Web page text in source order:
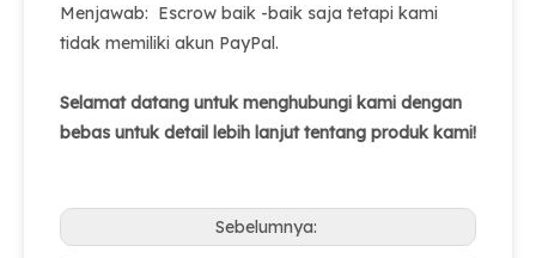
Menjawab: Escrow baik -baik saja tetapi kami
tidak memiliki akun PayPal.
Selamat datang untuk menghubungi kami dengan
bebas untuk detail lebih lanjut tentang produk kami!
Sebelumnya: